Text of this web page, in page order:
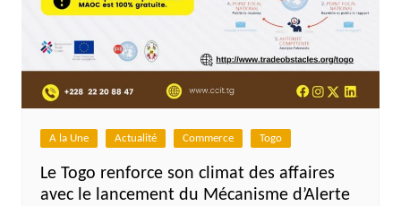
A la Une Actualité Commerce Togo
Le Togo renforce son climat des affaires
avec le lancement du Mécanisme d’Alerte